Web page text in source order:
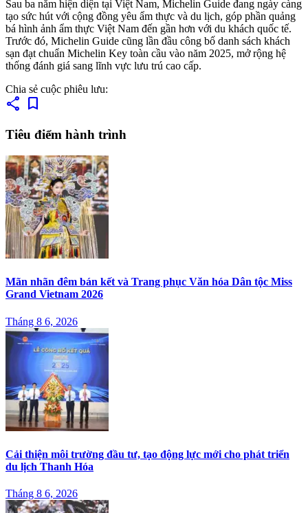
Sau ba năm hiện diện tại Việt Nam, Michelin Guide đang ngày càng
tạo sức hút với cộng đồng yêu ẩm thực và du lịch, góp phần quảng
bá hình ảnh ẩm thực Việt Nam đến gần hơn với du khách quốc tế.
Trước đó, Michelin Guide cũng lần đầu công bố danh sách khách
sạn đạt chuẩn Michelin Key toàn cầu vào năm 2025, mở rộng hệ
thống đánh giá sang lĩnh vực lưu trú cao cấp.
Chia sẻ cuộc phiêu lưu:
share bookmark
Tiêu điểm hành trình
Mãn nhãn đêm bán kết và Trang phục Văn hóa Dân tộc Miss
Grand Vietnam 2026
Tháng 8 6, 2026
Cải thiện môi trường đầu tư, tạo động lực mới cho phát triển
du lịch Thanh Hóa
Tháng 8 6, 2026